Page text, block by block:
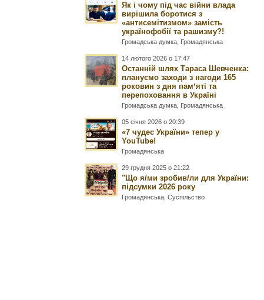
Як і чому під час війни влада
вирішила боротися з
«антисемітизмом» замість
українофобії та рашизму?!
Громадська думка Громадянська
14 лютого 2026 о 17:47
Останній шлях Тараса Шевченка:
плануємо заходи з нагоди 165
роковин з дня памʼяті та
перепоховання в Україні
Громадська думка Громадянська
05 січня 2026 о 20:39
«7 чудес України» тепер у
YouTube!
Громадянська
29 грудня 2025 о 21:22
"Що я/ми зробив/ли для України:
підсумки 2026 року
Громадянська ,Суспільство